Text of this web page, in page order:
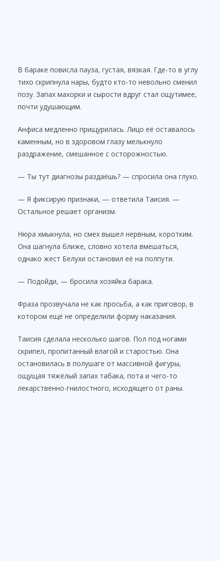
В бараке повисла пауза, густая, вязкая. Где-то в углу
тихо скрипнула нары, будто кто-то невольно сменил
позу. Запах махорки и сырости вдруг стал ощутимее,
почти удушающим.
Анфиса медленно прищурилась. Лицо её оставалось
каменным, но в здоровом глазу мелькнуло
раздражение, смешанное с осторожностью.
— Ты тут диагнозы раздаёшь? — спросила она глухо.
— Я фиксирую признаки, — ответила Таисия. —
Остальное решает организм.
Нюра хмыкнула, но смех вышел нервным, коротким.
Она шагнула ближе, словно хотела вмешаться,
однако жест Белухи остановил её на полпути.
— Подойди, — бросила хозяйка барака.
Фраза прозвучала не как просьба, а как приговор, в
котором ещё не определили форму наказания.
Таисия сделала несколько шагов. Пол под ногами
скрипел, пропитанный влагой и старостью. Она
остановилась в полушаге от массивной фигуры,
ощущая тяжёлый запах табака, пота и чего-то
лекарственно-гнилостного, исходящего от раны.